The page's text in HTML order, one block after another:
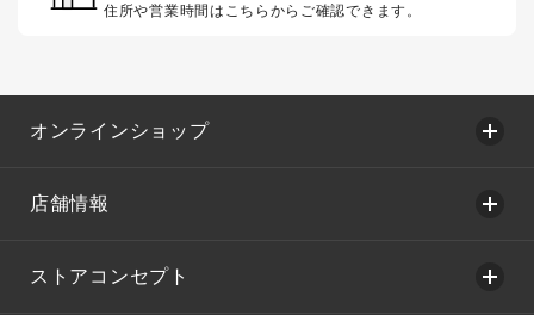
住所や営業時間はこちらからご確認できます。
オンラインショップ
店舗情報
ストアコンセプト